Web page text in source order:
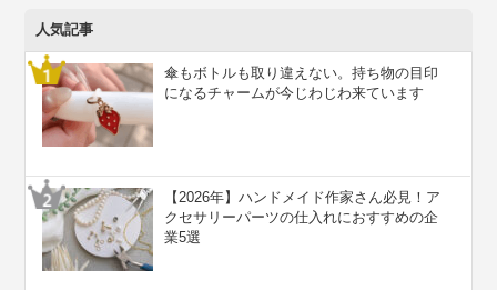
人気記事
傘もボトルも取り違えない。持ち物の目印
になるチャームが今じわじわ来ています
【2026年】ハンドメイド作家さん必見！ア
クセサリーパーツの仕入れにおすすめの企
業5選